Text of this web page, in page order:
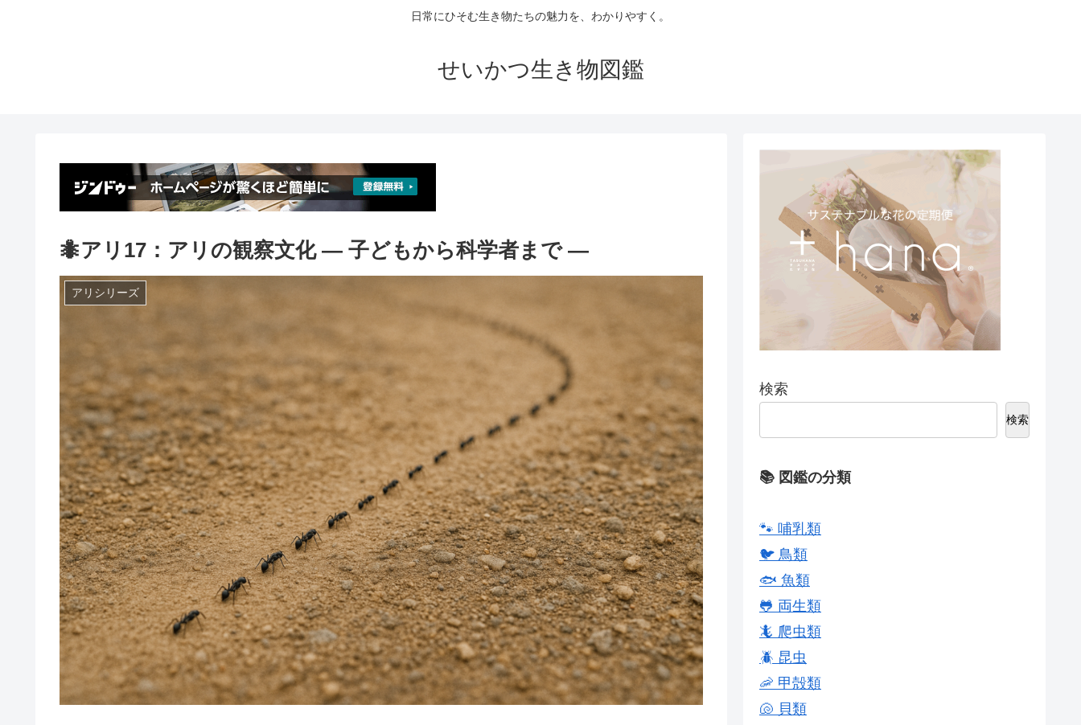
日常にひそむ生き物たちの魅力を、わかりやすく。
せいかつ生き物図鑑
🐜アリ17：アリの観察文化 ― 子どもから科学者まで ―
アリシリーズ
検索
検索
📚 図鑑の分類
🐾 哺乳類
🐦 鳥類
🐟 魚類
🐸 両生類
🦎 爬虫類
🪲 昆虫
🦐 甲殻類
🐚 貝類